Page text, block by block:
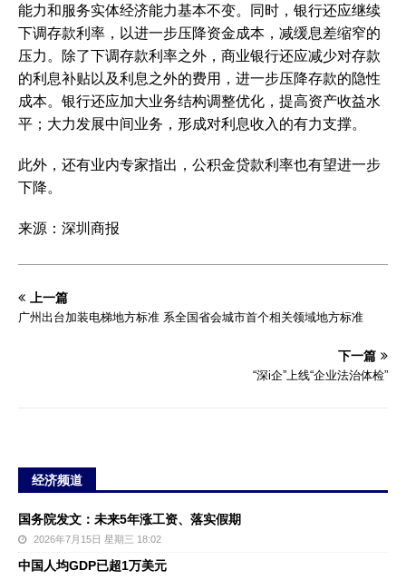
能力和服务实体经济能力基本不变。同时，银行还应继续
下调存款利率，以进一步压降资金成本，减缓息差缩窄的
压力。除了下调存款利率之外，商业银行还应减少对存款
的利息补贴以及利息之外的费用，进一步压降存款的隐性
成本。银行还应加大业务结构调整优化，提高资产收益水
平；大力发展中间业务，形成对利息收入的有力支撑。
此外，还有业内专家指出，公积金贷款利率也有望进一步
下降。
来源：深圳商报
上一篇
广州出台加装电梯地方标准 系全国省会城市首个相关领域地方标准
下一篇
“深i企”上线“企业法治体检”
经济频道
国务院发文：未来5年涨工资、落实假期
2026年7月15日 星期三 18:02
中国人均GDP已超1万美元